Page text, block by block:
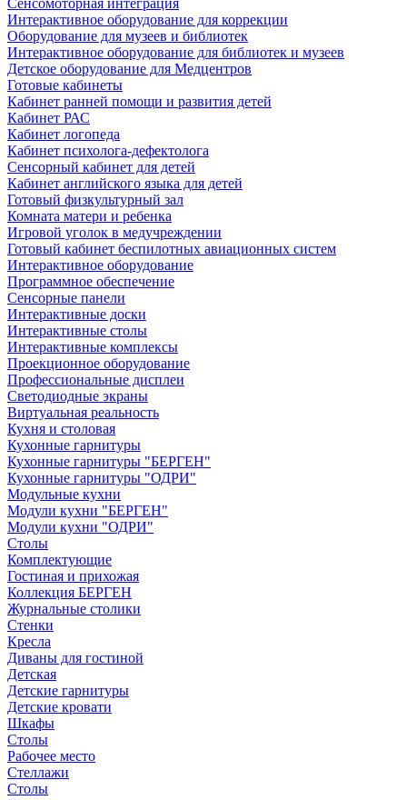
Сенсомоторная интеграция
Интерактивное оборудование для коррекции
Оборудование для музеев и библиотек
Интерактивное оборудование для библиотек и музеев
Детское оборудование для Медцентров
Готовые кабинеты
Кабинет ранней помощи и развития детей
Кабинет РАС
Кабинет логопеда
Кабинет психолога-дефектолога
Сенсорный кабинет для детей
Кабинет английского языка для детей
Готовый физкультурный зал
Комната матери и ребенка
Игровой уголок в медучреждении
Готовый кабинет беспилотных авиационных систем
Интерактивное оборудование
Программное обеспечение
Сенсорные панели
Интерактивные доски
Интерактивные столы
Интерактивные комплексы
Проекционное оборудование
Профессиональные дисплеи
Светодиодные экраны
Виртуальная реальность
Кухня и столовая
Кухонные гарнитуры
Кухонные гарнитуры "БЕРГЕН"
Кухонные гарнитуры "ОДРИ"
Модульные кухни
Модули кухни "БЕРГЕН"
Модули кухни "ОДРИ"
Столы
Комплектующие
Гостиная и прихожая
Коллекция БЕРГЕН
Журнальные столики
Стенки
Кресла
Диваны для гостиной
Детская
Детские гарнитуры
Детские кровати
Шкафы
Столы
Рабочее место
Стеллажи
Столы